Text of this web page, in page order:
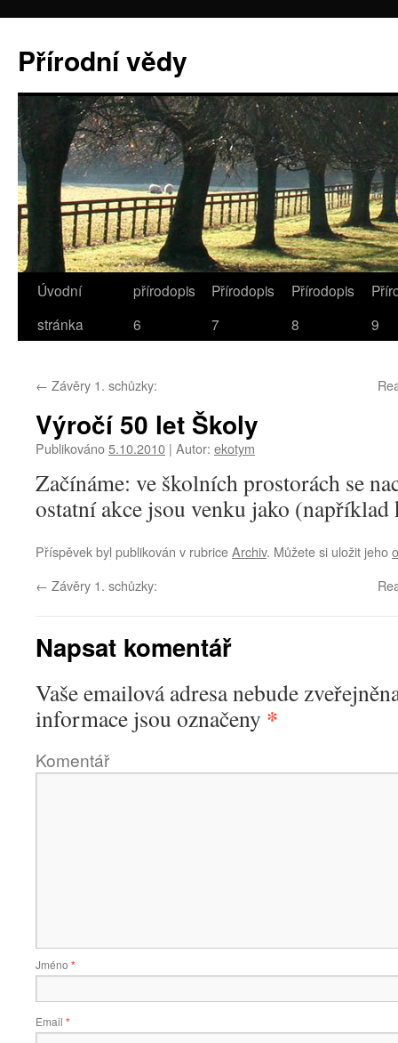
Přírodní vědy
Úvodní
stránka
přírodopis
6
Přírodopis
7
Přírodopis
8
9
← Závěry 1. schůzky:
Výročí 50 let Školy
Publikováno5.10.2010 | Autor: ekotym
Začínáme: ve školních prostorách se
ostatní akce jsou venku jako
Příspěvek byl publikován v rubriceArchiv. Můžete si uložit jeho
← Závěry 1. schůzky:
Napsat komentář
Vaše emailová adresa nebude
informace jsou označeny *
Komentář
Jméno *
Email *